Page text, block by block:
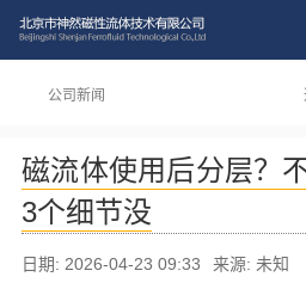
公司新闻
磁流体使用后分层？
3个细节没
日期: 2026-04-23 09:33
来源: 未知